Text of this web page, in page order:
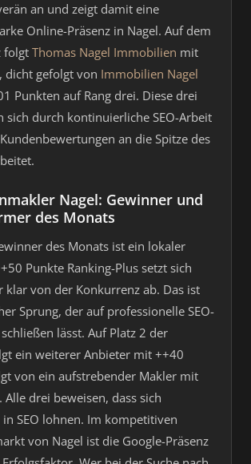
an und zeigt damit eine
Online-Präsenz in Nagel. Auf dem
folgt Thomas Nagel Immobilien mit
dicht gefolgt von Immobilien Nagel
Punkten auf Rang drei. Diese drei
sich durch kontinuierliche SEO-Arbeit
an die Spitze des
Nagel: Gewinner und
des Monats
des Monats ist ein lokaler
Punkte Ranking-Plus setzt sich
klar von der Konkurrenz ab. Das ist
Sprung, der auf professionelle SEO-
lässt. Auf Platz 2 der
ein weiterer Anbieter mit ++40
von ein aufstrebender Makler mit
Alle drei beweisen, dass sich
SEO lohnen. Im kompetitiven
von Nagel ist die Google-Präsenz